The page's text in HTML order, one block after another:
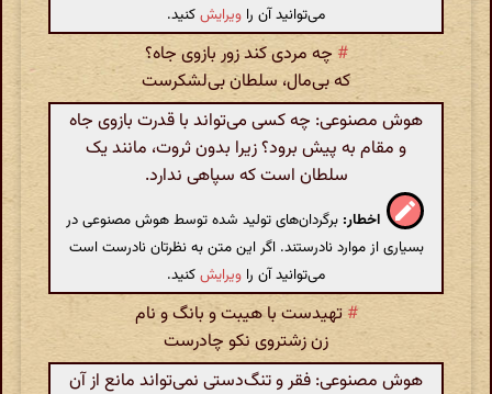
می‌توانید آن را ویرایشکنید.
# چه مردی کند زور بازوی جاه؟
که بی‌مال، سلطان بی‌لشکرست
هوش مصنوعی: چه کسی می‌تواند با قدرت بازوی جاه
و مقام به پیش برود؟ زیرا بدون ثروت، مانند یک
سلطان است که سپاهی ندارد.
اخطار: برگردان‌های تولید شده توسط هوش مصنوعی در
بسیاری از موارد نادرستند. اگر این متن به نظرتان نادرست است
می‌توانید آن را ویرایشکنید.
#تهیدست با هیبت و بانگ و نام
زن زشتروی نکو چادرست
هوش مصنوعی: فقر و تنگ‌دستی نمی‌تواند مانع از آن